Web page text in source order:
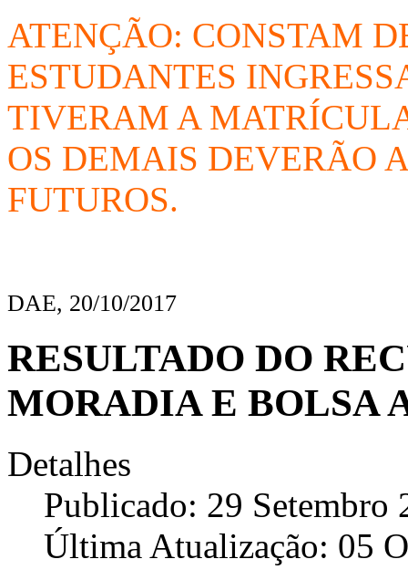
ATENÇÃO: CONSTAM
ESTUDANTES
TIVERAM A
OS DEMAIS DEVERÃO
FUTUROS.
DAE, 20/10/2017
RESULTADO DO
MORADIA E BOLSA
Detalhes
Publicado: 29 Setembro
Última Atualização: 05